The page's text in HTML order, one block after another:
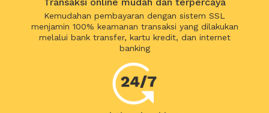
Kemudahan pembayaran dengan sistem SSL
menjamin 100% keamanan transaksi yang dilakukan
melalui bank transfer, kartu kredit, dan internet
banking